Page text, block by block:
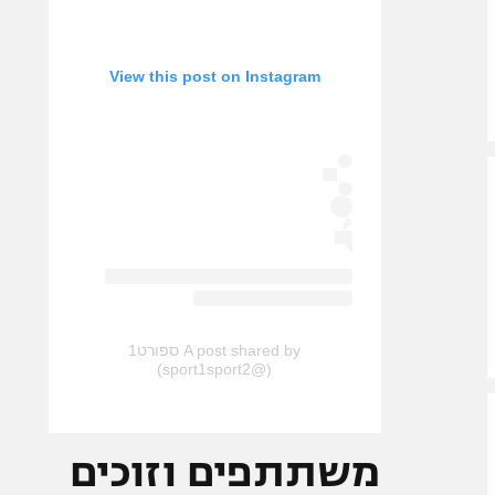
View this post on Instagram
A post shared by ספורט1
(@sport1sport2)
משתתפים וזוכים